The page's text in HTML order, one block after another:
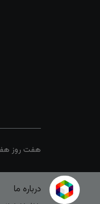
هفت روز هفته ، ۲۴ ساعت شبانه‌روز
درباره ما